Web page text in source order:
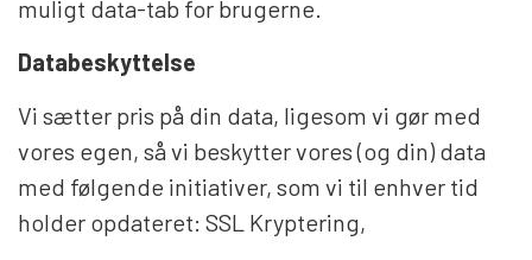
muligt data-tab for brugerne.
Databeskyttelse
Vi sætter pris på din data, ligesom vi gør med
vores egen, så vi beskytter vores (og din) data
med følgende initiativer, som vi til enhver tid
holder opdateret: SSL Kryptering,